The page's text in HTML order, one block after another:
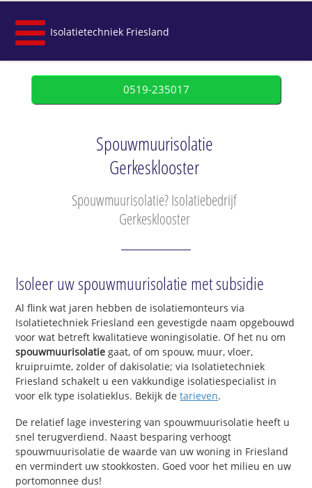
Isolatietechniek Friesland
0519-235017
Spouwmuurisolatie
Gerkesklooster
Spouwmuurisolatie? Isolatiebedrijf
Gerkesklooster
Isoleer uw spouwmuurisolatie met subsidie
Al flink wat jaren hebben de isolatiemonteurs via
Isolatietechniek Friesland een gevestigde naam opgebouwd
voor wat betreft kwalitatieve woningisolatie. Of het nu om
spouwmuurisolatie gaat, of om spouw, muur, vloer,
kruipruimte, zolder of dakisolatie; via Isolatietechniek
Friesland schakelt u een vakkundige isolatiespecialist in
voor elk type isolatieklus. Bekijk detarieven.
De relatief lage investering van spouwmuurisolatie heeft u
snel terugverdiend. Naast besparing verhoogt
spouwmuurisolatie de waarde van uw woning in Friesland
en vermindert uw stookkosten. Goed voor het milieu en uw
portomonnee dus!